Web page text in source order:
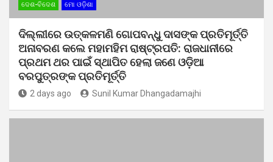
ଦେଶ-ବିଦେଶ ମୋ ଓଡ଼ିଶା
ଦିଲ୍ଲୀରେ ଉତ୍କଳମଣି ଗୋପବନ୍ଧୁ ଦାସଙ୍କ ପ୍ରତିମୂର୍ତ୍ତି
ଅନାବରଣ କଲେ ମହାମହିମ ରାଷ୍ଟ୍ରପତି: ରାଜଧାନୀରେ
ପ୍ରଥମ ଥର ପାଇଁ ସ୍ଥାପିତ ହେଲା ଜଣେ ଓଡ଼ିଆ
ବରପୁତ୍ରଙ୍କ ପ୍ରତିମୂର୍ତ୍ତି
2 days ago Sunil Kumar Dhangadamajhi